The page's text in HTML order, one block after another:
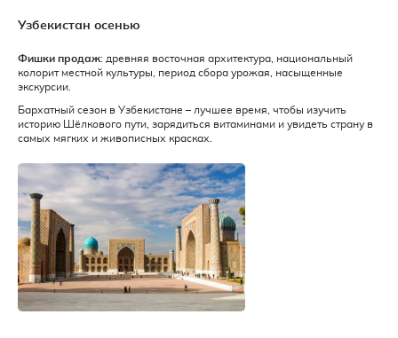
Узбекистан осенью
Фишки продаж: древняя восточная архитектура, национальный
колорит местной культуры, период сбора урожая, насыщенные
экскурсии.
Бархатный сезон в Узбекистане – лучшее время, чтобы изучить
историю Шёлкового пути, зарядиться витаминами и увидеть страну в
самых мягких и живописных красках.